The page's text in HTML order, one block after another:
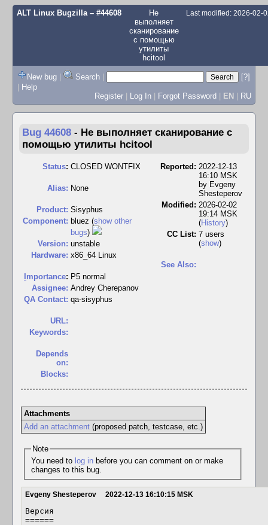
ALT Linux Bugzilla– #44608
Не
выполняет
сканирование
с помощью
утилиты
hcitool
Last modified: 2026-02-
New bug | Search |
[?]
| Help
Register | Log In | Forgot Password | EN | RU
Bug 44608 - Не выполняет сканирование с
помощью утилиты hcitool
Status: CLOSED WONTFIX
Alias: None
Product: Sisyphus
Component: bluez (show other
bugs)
Version: unstable
Hardware: x86_64 Linux
mportance: P5 normal
Assignee: Andrey Cherepanov
QA Contact: qa-sisyphus
URL:
Keywords:
Depends
on:
Blocks:
Reported: 2022-12-13
16:10 MSK
by Evgeny
Shesteperov
Modified: 2026-02-02
19:14 MSK
(History)
CC List: 7 users
(show)
See Also:
Attachments
Add an attachment(proposed patch, testcase, etc.)
Note
You need to log inbefore you can comment on or make
changes to this bug.
Evgeny Shesteperov 2022-12-13 16:10:15 MSK
Версия
======